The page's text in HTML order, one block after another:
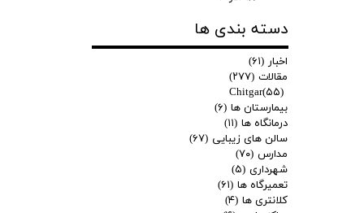
دسته بندی ها
اخبار (۶۱)
مقالات (۲۷۷)
Chitgar(۵۵)
بیمارستان ها (۶)
درمانگاه ها (۱۱)
سالن های زیبایی (۶۷)
مدارس (۷۰)
شهرداری (۵)
تعمیرگاه ها (۶۱)
کلانتری ها (۴)